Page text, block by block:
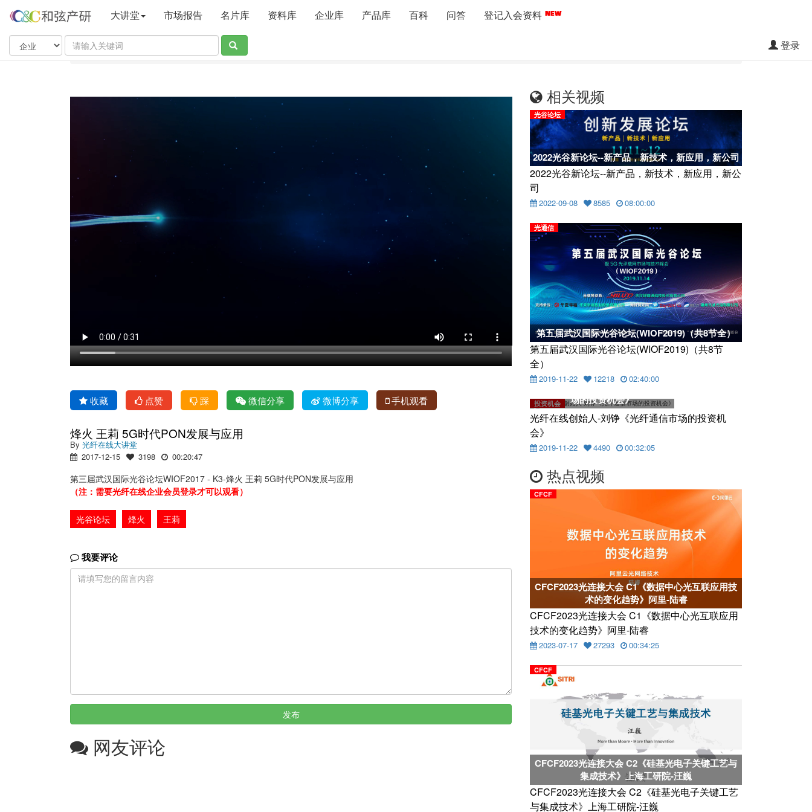
大讲堂 市场报告 名片库 资料库 企业库 产品库 百科 问答 登记入会资料
登录
当前位置： 和弦产业研究中心 大讲堂
收藏 点赞 踩 微信分享 微博分享 手机观看
烽火 王莉 5G时代PON发展与应用
By 光纤在线大讲堂
2017-12-15
3198 00:20:47
第三届武汉国际光谷论坛WIOF2017 - K3-烽火 王莉 5G时代PON发展与应用
（注：需要光纤在线企业会员登录才可以观看）
光谷论坛 烽火 王莉
我要评论
发布
网友评论
相关视频
光谷论坛
2022光谷新论坛--新产品，新技术，新应用，新公司
2022光谷新论坛--新产品，新技术，新应用，新公
司
2022-09-08 8585 08:00:00
光通信
第五届武汉国际光谷论坛(WIOF2019)（共8节全）
第五届武汉国际光谷论坛(WIOF2019)（共8节
全）
2019-11-22 12218 02:40:00
投资机会
光纤在线创始人-刘铮《光纤通信市
场的投资机会》
光纤在线创始人-刘铮《光纤通信市场的投资机
会》
2019-11-22 4490 00:32:05
热点视频
CFCF
CFCF2023光连接大会 C1《数据中心光互联应用技
术的变化趋势》阿里-陆睿
CFCF2023光连接大会 C1《数据中心光互联应用
技术的变化趋势》阿里-陆睿
2023-07-17 27293 00:34:25
CFCF
CFCF2023光连接大会 C2《硅基光电子关键工艺与
集成技术》上海工研院-汪巍
CFCF2023光连接大会 C2《硅基光电子关键工艺
与集成技术》上海工研院-汪巍